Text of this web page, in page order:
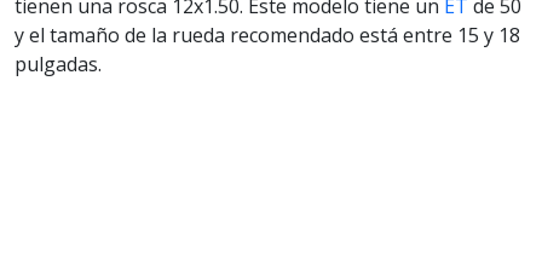
tienen una rosca 12x1.50. Este modelo tiene un ET de 50
y el tamaño de la rueda recomendado está entre 15 y 18
pulgadas.